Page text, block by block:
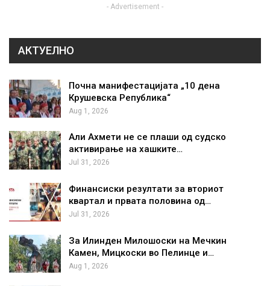
- Advertisement -
АКТУЕЛНО
Почна манифестацијата „10 дена
Крушевска Република“
Aug 1, 2026
Али Ахмети не се плаши од судско
активирање на хашките…
Jul 31, 2026
Финансиски резултати за вториот
квартал и првата половина од…
Jul 31, 2026
За Илинден Милошоски на Мечкин
Камен, Мицкоски во Пелинце и…
Aug 1, 2026